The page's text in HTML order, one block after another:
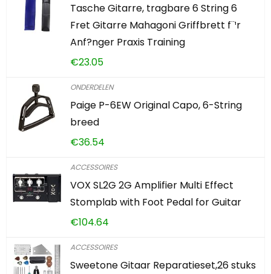
Tasche Gitarre, tragbare 6 String 6
Fret Gitarre Mahagoni Griffbrett f¨¹r
Anf?nger Praxis Training
€23.05
ONDERDELEN
Paige P-6EW Original Capo, 6-String
breed
€36.54
ACCESSOIRES
VOX SL2G 2G Amplifier Multi Effect
Stomplab with Foot Pedal for Guitar
€104.64
ACCESSOIRES
Sweetone Gitaar Reparatieset,26 stuks